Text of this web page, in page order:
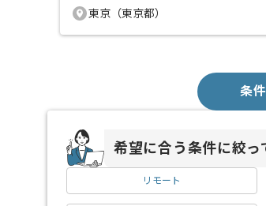
東京（東京都）
条
希望に合う条件に絞っ
リモート